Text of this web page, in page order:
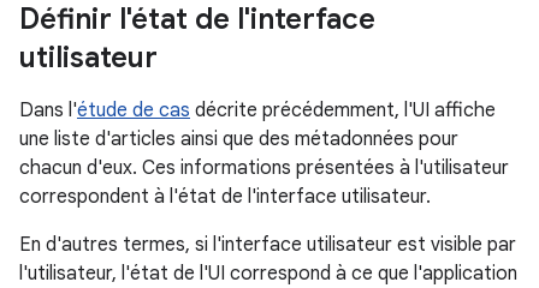
Définir l'état de l'interface
utilisateur
Dans l'étude de cas décrite précédemment, l'UI affiche
une liste d'articles ainsi que des métadonnées pour
chacun d'eux. Ces informations présentées à l'utilisateur
correspondent à l'état de l'interface utilisateur.
En d'autres termes, si l'interface utilisateur est visible par
l'utilisateur, l'état de l'UI correspond à ce que l'application